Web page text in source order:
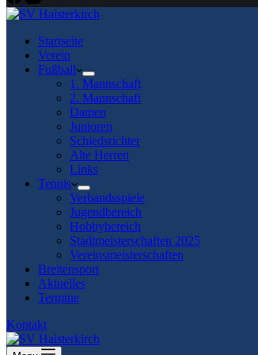
Startseite
Verein
Fußball
1. Mannschaft
2. Mannschaft
Damen
Junioren
Schiedsrichter
Alte Herren
Links
Tennis
Verbandsspiele
Jugendbereich
Hobbybereich
Stadtmeisterschaften 2025
Vereinsmeisterschaften
Breitensport
Aktuelles
Termine
Kontakt